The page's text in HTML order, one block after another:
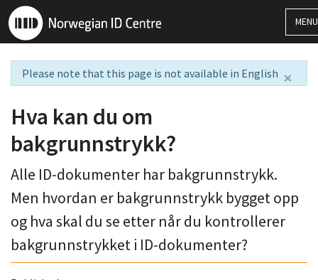
×
Please note that this page is not available in English
Hva kan du om
bakgrunnstrykk?
Alle ID-dokumenter har bakgrunnstrykk.
Men hvordan er bakgrunnstrykk bygget opp
og hva skal du se etter når du kontrollerer
bakgrunnstrykket i ID-dokumenter?